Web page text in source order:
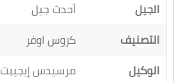
الجيل
أحدث جيل
التصنيف
كروس اوفر
الوكيل
مرسيدس إيجيبت